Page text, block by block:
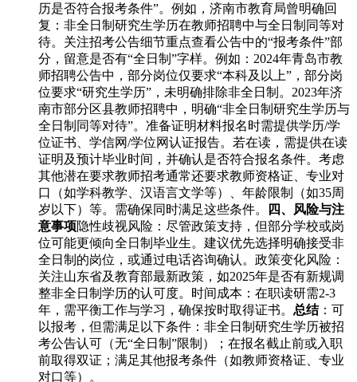
历是否符合报考条件”。例如，济南市教育局曾明确回
复：非全日制研究生学历在教师招聘中与全日制同等对
待。关注招考公告细节重点查看公告中的“报考条件”部
分，留意是否有“全日制”字样。例如：2024年青岛市教
师招聘公告中，部分岗位仅要求“本科及以上”，部分岗
位要求“研究生学历”，未明确排除非全日制。2023年济
南市部分区县教师招聘中，明确“非全日制研究生学历与
全日制同等对待”。准备证明材料报名时需提供学历/学
位证书、学信网/学位网认证报告。若在读，需提供在读
证明及预计毕业时间，并确认是否符合报名条件。考虑
其他潜在要求教师招考通常还要求教师资格证、专业对
口（如学科教学、汉语言文学等）、年龄限制（如35周
岁以下）等。需确保同时满足这些条件。
四、风险与注
意事项隐性歧视风险：尽管政策支持，但部分学校或岗
位可能更倾向全日制毕业生。建议优先选择明确接受非
全日制的岗位，或通过电话咨询确认。政策变化风险：
关注山东省及教育部最新政策，如2025年是否有新规调
整非全日制学历的认可度。时间成本：在职读研需2-3
年，需平衡工作与学习，确保按时取得证书。 总结：可
以报考，但需满足以下条件：非全日制研究生学历被招
考公告认可（无“全日制”限制）；在报名截止前或入职
前取得双证；满足其他报考条件（如教师资格证、专业
对口等）。